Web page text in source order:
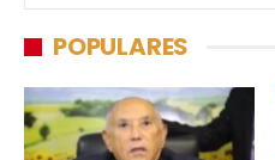
POPULARES